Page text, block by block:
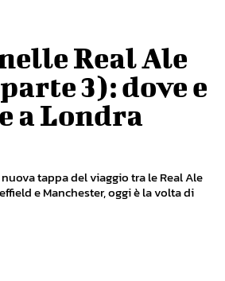
Real Ale
3): dove e
a Londra
tappa del viaggio tra le Real Ale
e Manchester, oggi è la volta di